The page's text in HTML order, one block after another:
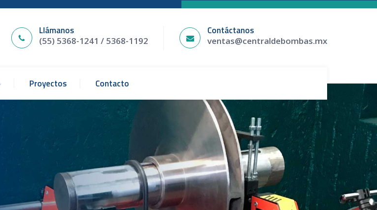
Llámanos
(55) 5368-1241 / 5368-1192
Contáctanos
ventas@centraldebombas.mx
Proyectos Contacto